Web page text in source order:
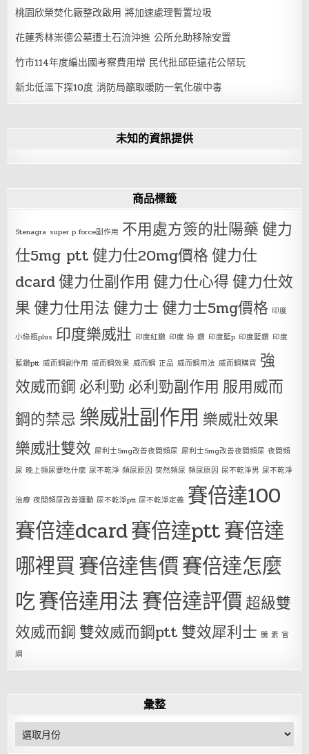
桃園欣榮焚化廠整改啟用 將加速處理暫置垃圾
花蓮秀林崇德公墓遭土石流沖進 公所允助移除安置
竹市114年度編出國考察費用增 民代批邱臣遠花公帑玩
新北低溫下探10度 消防局籲取暖防一氧化碳中毒
未知的資訊提供
商品標籤
Stenagra super p force副作用 不用處方簽的壯陽藥健力
仕5mg ptt健力仕20mg價格健力仕
dcard健力仕副作用 健力仕心得健力仕效
果健力仕用法健力士健力士5mg價格 印度
小綠瓶plus 印度樂威壯 印度紅鑽 印度 綠 鑽 印度藍p 印度藍鑽 印度
藍鑽ptt 威而鋼副作用 威而鋼效果 威而鋼 正品 威而鋼用法 威而鋼購買 強
效威而鋼 必利勁 必利勁副作用 服用威而
鋼的禁忌 樂威壯副作用 樂威壯效果
樂威壯雙效 犀利士5mg改善夜間頻尿 犀利士5mg改善夜間頻尿 夜間頻
尿 晚上頻尿要吃什麼 尿不乾淨 頻尿原因 突然頻尿 頻尿原因 尿不乾淨男 尿不乾淨
治療 夜間頻尿改善運動 尿不乾淨ptt 尿不乾淨定義 賽倍達100
賽倍達dcard賽倍達ptt賽倍達
哪裡買賽倍達售價賽倍達怎麼
吃賽倍達用法賽倍達評價超級雙
效威而鋼 雙效威而鋼ptt 雙效犀利士 騰 素 官
網
彙整
彙
整